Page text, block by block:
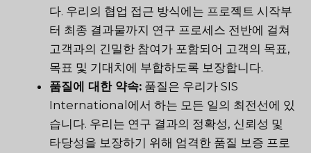
다. 우리의 협업 접근 방식에는 프로젝트 시작부
터 최종 결과물까지 연구 프로세스 전반에 걸쳐
고객과의 긴밀한 참여가 포함되어 고객의 목표,
목표 및 기대치에 부합하도록 보장합니다.
품질에 대한 약속: 품질은 우리가 SIS
International에서 하는 모든 일의 최전선에 있
습니다. 우리는 연구 결과의 정확성, 신뢰성 및
타당성을 보장하기 위해 엄격한 품질 보증 프로